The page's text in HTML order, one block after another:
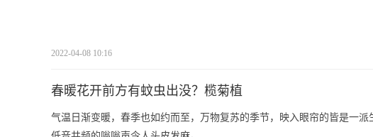
2022-04-08 10:16
春暖花开前方有蚊虫出没？榄菊植
气温日渐变暖，春季也如约而至，万物复苏的季节，映入眼帘的皆是一